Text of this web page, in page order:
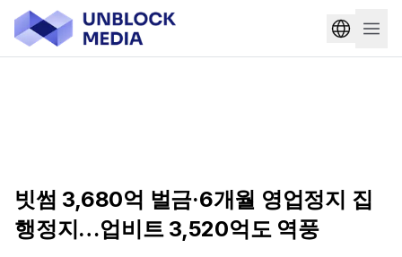
빗썸 3,680억 벌금·6개월 영업정지 집
행정지…업비트 3,520억도 역풍